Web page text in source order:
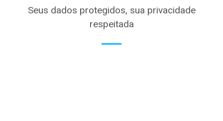
Seus dados protegidos, sua privacidade
respeitada